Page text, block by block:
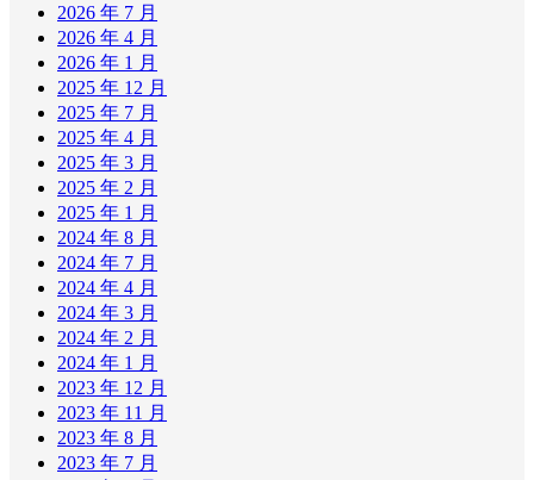
2026 年 7 月
2026 年 4 月
2026 年 1 月
2025 年 12 月
2025 年 7 月
2025 年 4 月
2025 年 3 月
2025 年 2 月
2025 年 1 月
2024 年 8 月
2024 年 7 月
2024 年 4 月
2024 年 3 月
2024 年 2 月
2024 年 1 月
2023 年 12 月
2023 年 11 月
2023 年 8 月
2023 年 7 月